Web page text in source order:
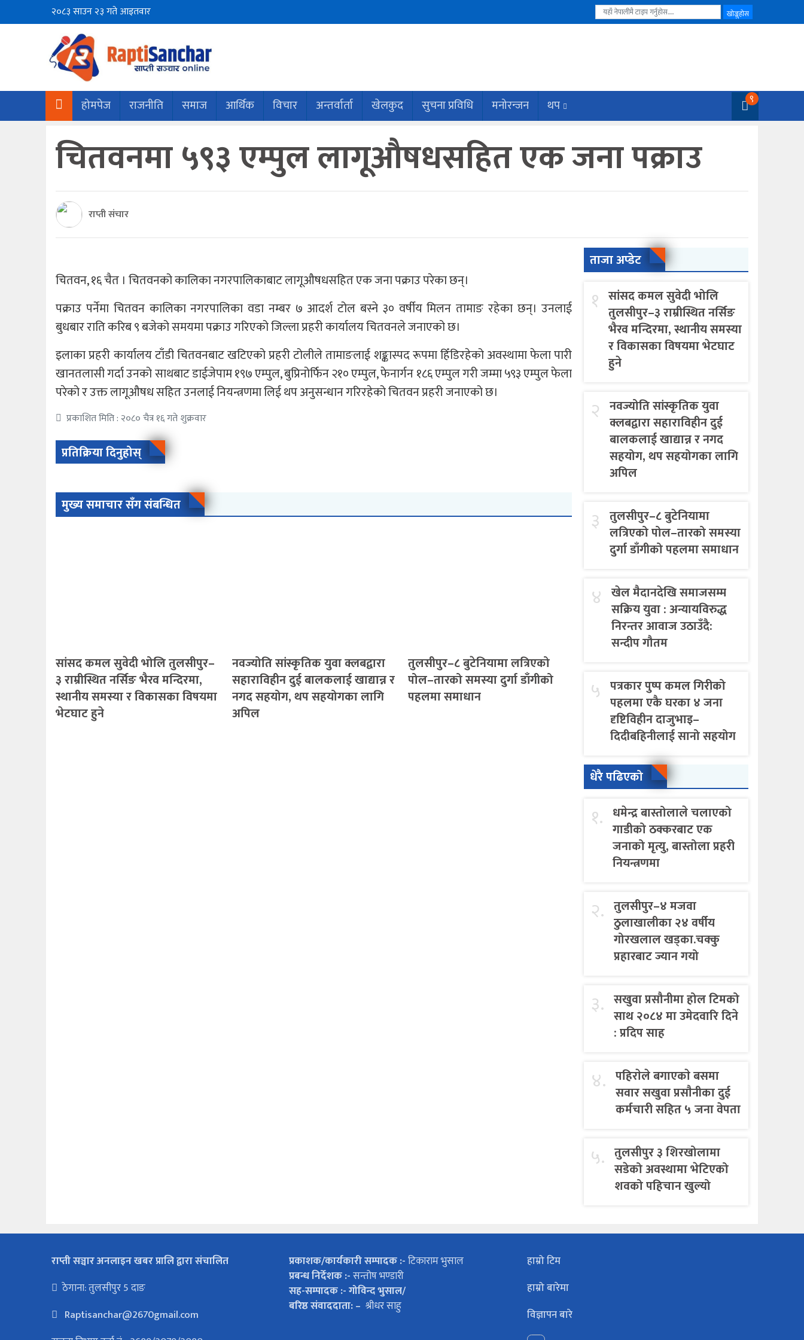
२०८३ साउन २३ गते आइतवार
होमपेज राजनीति समाज आर्थिक विचार अन्तर्वार्ता खेलकुद सुचना प्रविधि मनोरन्जन थप ९
चितवनमा ५९३ एम्पुल लागूऔषधसहित एक जना पक्राउ
राप्ती संचार
चितवन, १६ चैत । चितवनको कालिका नगरपालिकाबाट लागूऔषधसहित एक जना पक्राउ परेका छन्।
पक्राउ पर्नेमा चितवन कालिका नगरपालिका वडा नम्बर ७ आदर्श टोल बस्ने ३० वर्षीय मिलन तामाङ रहेका छन्। उनलाई
बुधबार राति करिब ९ बजेको समयमा पक्राउ गरिएको जिल्ला प्रहरी कार्यालय चितवनले जनाएको छ।
इलाका प्रहरी कार्यालय टाँडी चितवनबाट खटिएको प्रहरी टोलीले तामाङलाई शङ्कास्पद रूपमा हिँडिरहेको अवस्थामा फेला पारी
खानतलासी गर्दा उनको साथबाट डाईजेपाम १९७ एम्पुल, बुप्रिनोर्फिन २१० एम्पुल, फेनार्गन १८६ एम्पुल गरी जम्मा ५९३ एम्पुल फेला
परेको र उक्त लागूऔषध सहित उनलाई नियन्त्रणमा लिई थप अनुसन्धान गरिरहेको चितवन प्रहरी जनाएको छ।
प्रकाशित मिति : २०८० चैत्र १६ गते शुक्रवार
प्रतिक्रिया दिनुहोस्
मुख्य समाचार सँग संबन्धित
सांसद कमल सुवेदी भोलि तुलसीपुर–
३ राम्रीस्थित नर्सिङ भैरव मन्दिरमा,
स्थानीय समस्या र विकासका विषयमा
भेटघाट हुने
नवज्योति सांस्कृतिक युवा क्लबद्वारा
सहाराविहीन दुई बालकलाई खाद्यान्न र
नगद सहयोग, थप सहयोगका लागि
अपिल
तुलसीपुर–८ बुटेनियामा लत्रिएको
पोल–तारको समस्या दुर्गा डाँगीको
पहलमा समाधान
ताजा अप्डेट
१ सांसद कमल सुवेदी भोलि
तुलसीपुर–३ राम्रीस्थित नर्सिङ
भैरव मन्दिरमा, स्थानीय समस्या
र विकासका विषयमा भेटघाट
हुने
२ नवज्योति सांस्कृतिक युवा
क्लबद्वारा सहाराविहीन दुई
बालकलाई खाद्यान्न र नगद
सहयोग, थप सहयोगका लागि
अपिल
३ तुलसीपुर–८ बुटेनियामा
लत्रिएको पोल–तारको समस्या
दुर्गा डाँगीको पहलमा समाधान
४ खेल मैदानदेखि समाजसम्म
सक्रिय युवा : अन्यायविरुद्ध
निरन्तर आवाज उठाउँदै:
सन्दीप गौतम
५ पत्रकार पुष्प कमल गिरीको
पहलमा एकै घरका ४ जना
दृष्टिविहीन दाजुभाइ–
दिदीबहिनीलाई सानो सहयोग
धेरै पढिएको
१. धमेन्द्र बास्तोलाले चलाएको
गाडीको ठक्करबाट एक
जनाको मृत्यु, बास्तोला प्रहरी
नियन्त्रणमा
२. तुलसीपुर–४ मजवा
ठुलाखालीका २४ वर्षीय
गोरखलाल खड्का.चक्कु
प्रहारबाट ज्यान गयो
३. सखुवा प्रसौनीमा होल टिमको
साथ २०८४ मा उमेदवारि दिने
: प्रदिप साह
४. पहिराेले बगाएकाे बसमा
सवार सखुवा प्रसाैनीका दुई
कर्मचारी सहित ५ जना वेपता
५. तुलसीपुर ३ शिरखोलामा
सडेको अवस्थामा भेटिएको
शवको पहिचान खुल्यो
राप्ती सञ्चार अनलाइन खबर प्रालि द्वारा संचालित
ठेगाना: तुलसीपुर 5 दाङ
Raptisanchar@2670gmail.com
प्रकाशक/कार्यकारी सम्पादक :-टिकाराम भुसाल
प्रबन्ध निर्देशक :-सन्तोष भण्डारी
सह-सम्पादक :- गोविन्द भुसाल/
बरिष्ठ संवाददाता: – श्रीधर साहु
हाम्रो टिम
हाम्रो बारेमा
विज्ञापन बारे